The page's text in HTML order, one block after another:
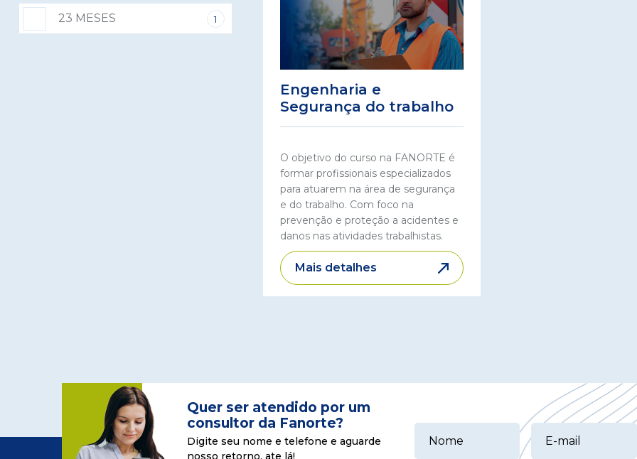
23 MESES 1
Engenharia e
Segurança do trabalho
O objetivo do curso na FANORTE é
formar profissionais especializados
para atuarem na área de segurança
e do trabalho. Com foco na
prevenção e proteção a acidentes e
danos nas atividades trabalhistas.
Mais detalhes
Quer ser atendido por um
consultor da Fanorte?
Digite seu nome e telefone e aguarde
nosso retorno, ate lá!